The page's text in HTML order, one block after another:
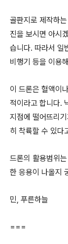
골판지로 제작하
진을 보시면 아시
습니다. 따라서 일
비행기 등을 이용
이 드론은 혈액이
적이라고 합니다.
지점에 떨어뜨리
히 착륙할 수 있다
드론의 활용범위
한 응용이 나올지
민, 푸른하늘
===